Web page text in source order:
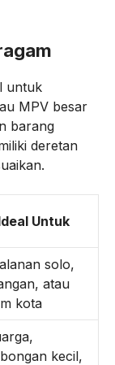
untuk
MPV besar
barang
deretan
Untuk
solo,
atau
kota
kecil,